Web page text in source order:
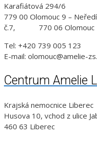
Karafiátová 294/6
779 00 Olomouc 9 –
č.7, 770 06 Olomouc
Tel: +420 739 005 123
E-mail: olomouc@amelie-
Centrum Amelie
Krajská nemocnice Liberec
Husova 10, vchod z ulice
460 63 Liberec